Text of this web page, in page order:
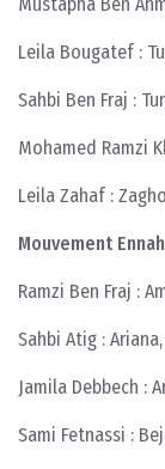
Leila Bougatef :
Sahbi Ben Fraj :
Mohamed Ramzi
Leila Zahaf :
Mouvement
Ramzi Ben Fraj :
Sahbi Atig :
Jamila Debbech :
Sami Fetnassi :